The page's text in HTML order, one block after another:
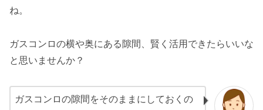
ね。
ガスコンロの横や奥にある隙間、賢く活用できたらいいな
と思いませんか？
ガスコンロの隙間をそのままにしておくの